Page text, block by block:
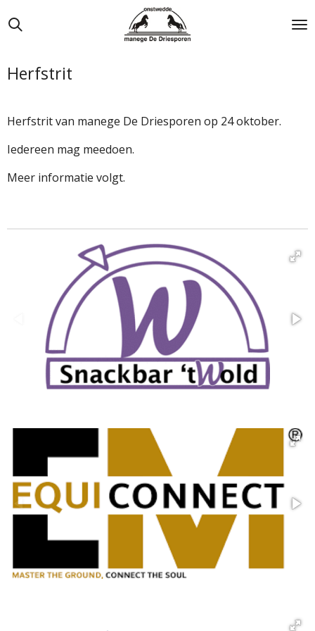
direct
de
hoofdinhoud
Herfstrit
Herfstrit van manege De Driesporen op 24 oktober.
Iedereen mag meedoen.
Meer informatie volgt.